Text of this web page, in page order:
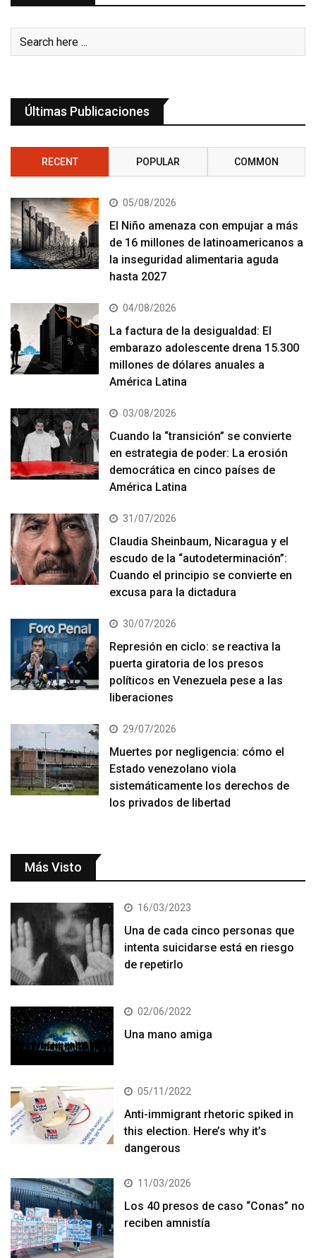
Últimas Publicaciones
RECENT POPULAR COMMON
05/08/2026
El Niño amenaza con empujar a más
de 16 millones de latinoamericanos a
la inseguridad alimentaria aguda
hasta 2027
04/08/2026
La factura de la desigualdad: El
embarazo adolescente drena 15.300
millones de dólares anuales a
América Latina
03/08/2026
Cuando la “transición” se convierte
en estrategia de poder: La erosión
democrática en cinco países de
América Latina
31/07/2026
Claudia Sheinbaum, Nicaragua y el
escudo de la “autodeterminación”:
Cuando el principio se convierte en
excusa para la dictadura
30/07/2026
Represión en ciclo: se reactiva la
puerta giratoria de los presos
políticos en Venezuela pese a las
liberaciones
29/07/2026
Muertes por negligencia: cómo el
Estado venezolano viola
sistemáticamente los derechos de
los privados de libertad
Más Visto
16/03/2023
Una de cada cinco personas que
intenta suicidarse está en riesgo
de repetirlo
02/06/2022
Una mano amiga
05/11/2022
Anti-immigrant rhetoric spiked in
this election. Here’s why it’s
dangerous
11/03/2026
Los 40 presos de caso “Conas” no
reciben amnistía